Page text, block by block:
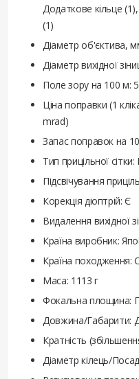
Додаткове кільце
(1)
Діаметр об'єктива,
Діаметр вихідної
Поле зору на 100 м:
Ціна поправки (1
mrad)
Запас поправок на
Тип прицільної сітки:
Підсвічування
Корекція діоптрій: Є
Видалення вихідної
Країна виробник:
Країна походження:
Маса: 1113 г
Фокальна площина:
Довжина/Габарити:
Кратність
Діаметр кілець/